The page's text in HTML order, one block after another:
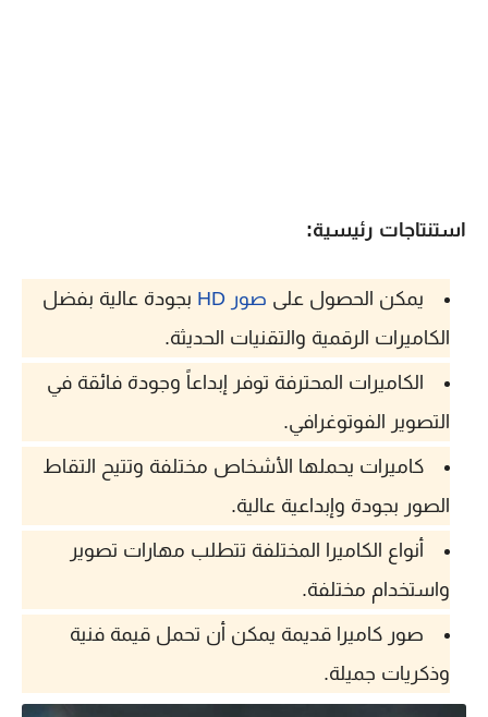
استنتاجات رئيسية:
يمكن الحصول على صور HD
بجودة عالية بفضل
الكاميرات الرقمية والتقنيات الحديثة.
الكاميرات المحترفة توفر إبداعاً وجودة فائقة في
التصوير الفوتوغرافي.
كاميرات يحملها الأشخاص مختلفة وتتيح التقاط
الصور بجودة وإبداعية عالية.
أنواع الكاميرا المختلفة تتطلب مهارات تصوير
واستخدام مختلفة.
صور كاميرا قديمة يمكن أن تحمل قيمة فنية
وذكريات جميلة.